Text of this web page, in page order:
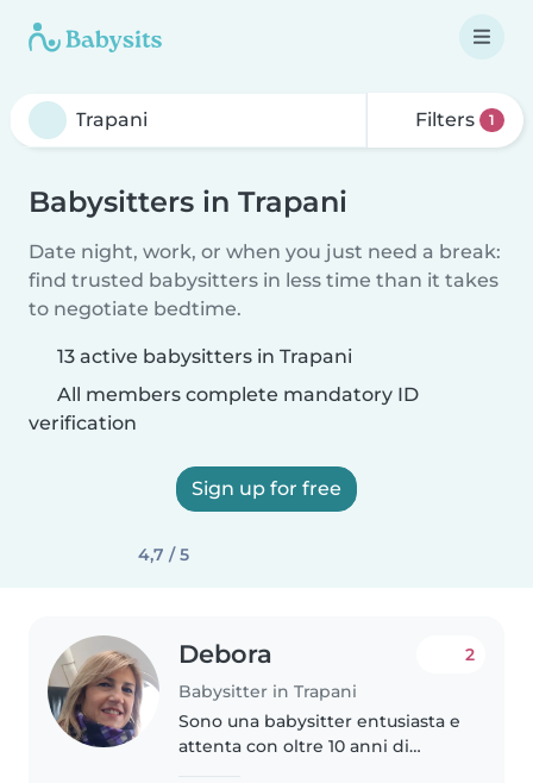
Filters 1
Babysitters in Trapani
Date night, work, or when you just need a break:
find trusted babysitters in less time than it takes
to negotiate bedtime.
13 active babysitters in Trapani
All members complete mandatory ID
verification
Sign up for free
4,7 / 5
Debora
Babysitter in Trapani
2
Sono una babysitter entusiasta e
attenta con oltre 10 anni di